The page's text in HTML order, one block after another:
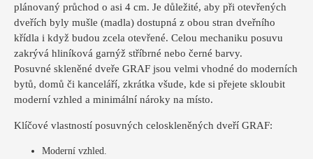
plánovaný průchod o asi 4 cm. Je důležité, aby při otevřených
dveřích byly mušle (madla) dostupná z obou stran dveřního
křídla i když budou zcela otevřené. Celou mechaniku posuvu
zakrývá hliníková garnýž stříbrné nebo černé barvy.
Posuvné skleněné dveře GRAF jsou velmi vhodné do moderních
bytů, domů či kanceláří, zkrátka všude, kde si přejete skloubit
moderní vzhled a minimální nároky na místo.
Klíčové vlastností posuvných celoskleněných dveří GRAF:
Moderní vzhled.